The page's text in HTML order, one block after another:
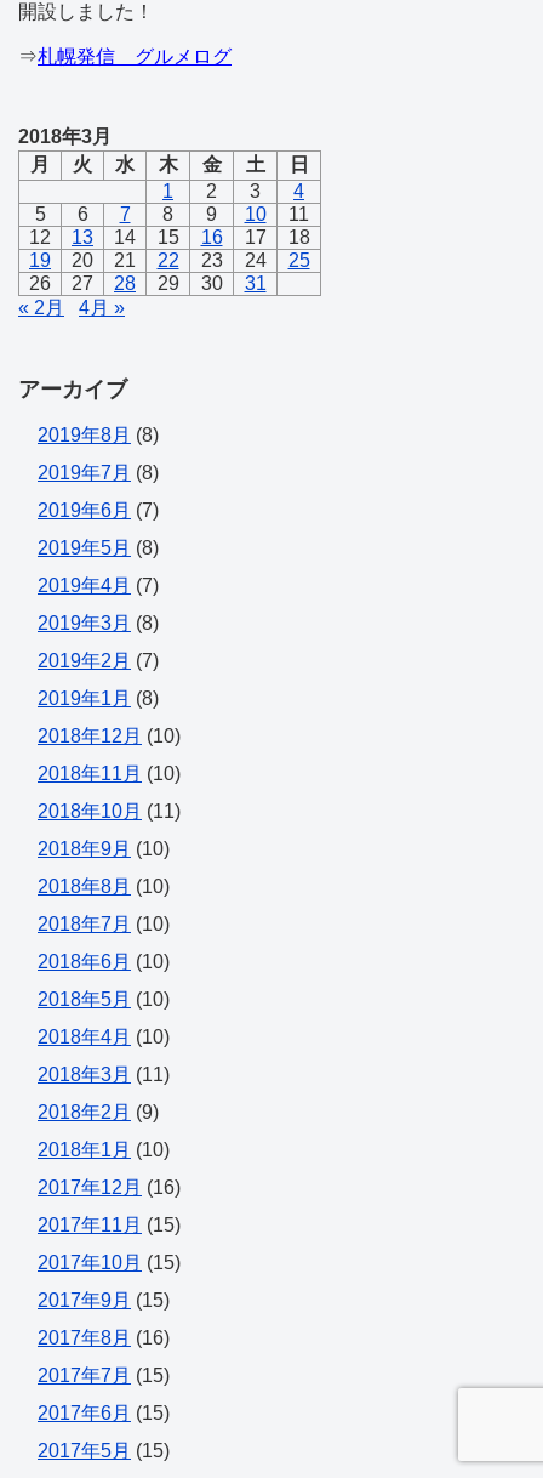
開設しました！
⇒札幌発信 グルメログ
2018年3月
月
火 水 木 金 土
日
1
2 3
4
5
6 7 8 9 10
11
12
13 14 15 16 17
18
19
20 21 22 23 24
25
26
27 28 29 30
31
« 2月
4月 »
アーカイブ
2019年8月 (8)
2019年7月 (8)
2019年6月 (7)
2019年5月 (8)
2019年4月 (7)
2019年3月 (8)
2019年2月 (7)
2019年1月 (8)
2018年12月 (10)
2018年11月 (10)
2018年10月 (11)
2018年9月 (10)
2018年8月 (10)
2018年7月 (10)
2018年6月 (10)
2018年5月 (10)
2018年4月 (10)
2018年3月 (11)
2018年2月 (9)
2018年1月 (10)
2017年12月 (16)
2017年11月 (15)
2017年10月 (15)
2017年9月 (15)
2017年8月 (16)
2017年7月 (15)
2017年6月 (15)
2017年5月 (15)